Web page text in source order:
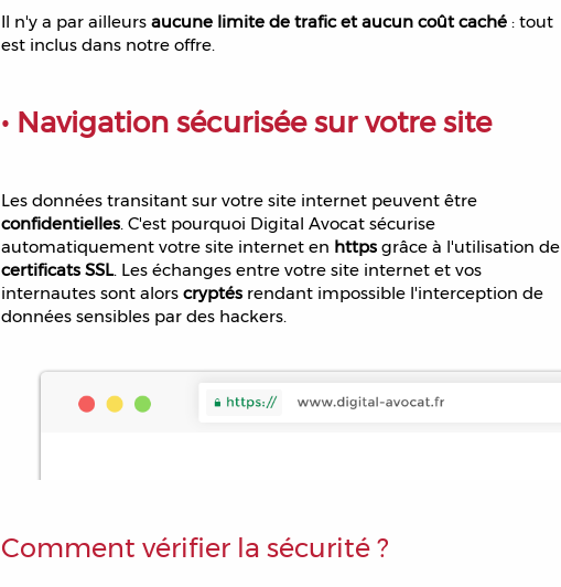
Il n'y a par ailleurs aucune limite de trafic et aucun coût caché: tout
est inclus dans notre offre.
• Navigation sécurisée sur votre site
Les données transitant sur votre site internet peuvent être
confidentielles. C'est pourquoi Digital Avocat sécurise
automatiquement votre site internet en httpsgrâce à l'utilisation de
certificats SSL. Les échanges entre votre site internet et vos
internautes sont alors cryptésrendant impossible l'interception de
données sensibles par des hackers.
Comment vérifier la sécurité ?